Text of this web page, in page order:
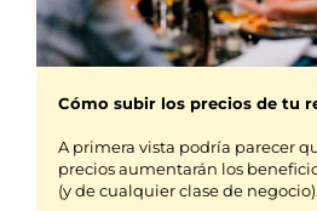
Cómo subir los precios de tu
A primera vista podría parecer
precios aumentarán los
(y de cualquier clase de